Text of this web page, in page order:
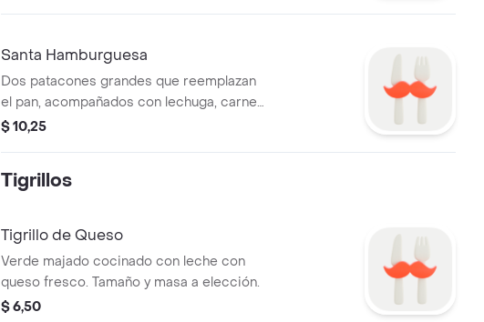
Santa Hamburguesa
Dos patacones grandes que reemplazan
el pan, acompañados con lechuga, carne
mechada, queso, chicharrón, bañado con
$ 10,25
Tigrillos
Tigrillo de Queso
Verde majado cocinado con leche con
queso fresco. Tamaño y masa a elección.
$ 6,50